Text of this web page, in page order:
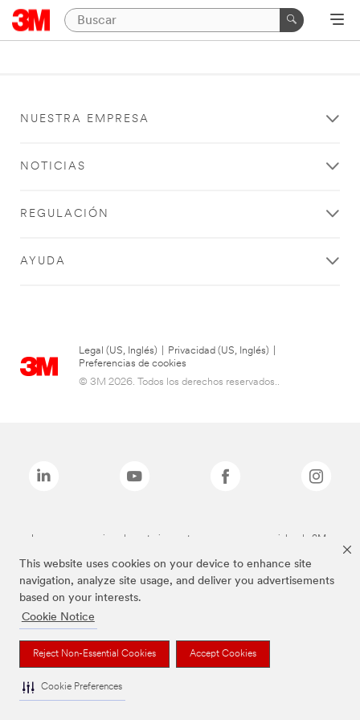
This website uses cookies on your device to enhance site
navigation, analyze site usage, and deliver you advertisements
based on your interests.
Cookie Notice
Reject Non-Essential Cookies Accept Cookies
Cookie Preferences
NUESTRA EMPRESA
NOTICIAS
REGULACIÓN
AYUDA
Legal (US, Inglés) Privacidad (US, Inglés)
Preferencias de cookies
© 3M 2026. Todos los derechos reservados..
Las marcas mencionadas anteriormente son marcas comerciales de 3M.